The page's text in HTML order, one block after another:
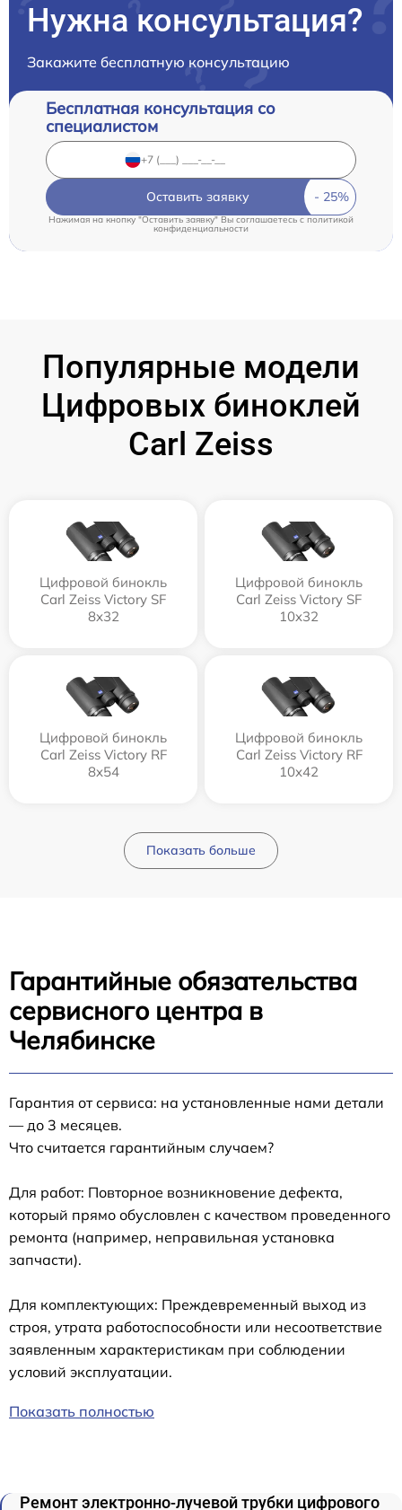
Нужна консультация?
Закажите бесплатную консультацию
Бесплатная консультация со
специалистом
Оставить заявку
Нажимая на кнопку "Оставить заявку" Вы соглашаетесь cполитикой
конфиденциальности
Популярные модели
Цифровых биноклей
Carl Zeiss
Цифровой бинокль
Carl Zeiss Victory SF
8x32
Цифровой бинокль
Carl Zeiss Victory SF
10x32
Цифровой бинокль
Carl Zeiss Victory RF
8x54
Цифровой бинокль
Carl Zeiss Victory RF
10x42
Показать больше
Гарантийные обязательства
сервисного центра в
Челябинске
Гарантия от сервиса: на установленные нами детали
— до 3 месяцев.
Что считается гарантийным случаем?
Для работ: Повторное возникновение дефекта,
который прямо обусловлен с качеством проведенного
ремонта (например, неправильная установка
запчасти).
Для комплектующих: Преждевременный выход из
строя, утрата работоспособности или несоответствие
заявленным характеристикам при соблюдении
условий эксплуатации.
Показать полностью
Ремонт электронно-лучевой трубки цифрового